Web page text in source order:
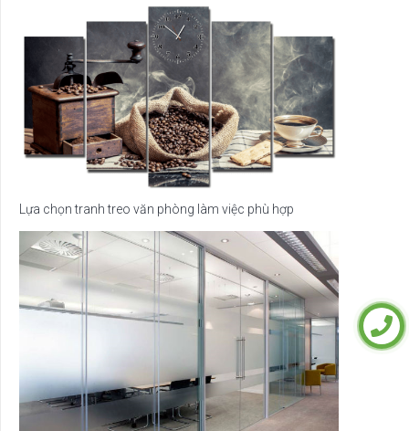
Lựa chọn tranh treo văn phòng làm việc phù hợp